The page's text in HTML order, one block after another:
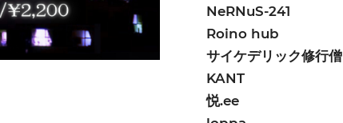
NeRNuS-241
Roino hub
サイケデリック修行僧
KANT
悦.ee